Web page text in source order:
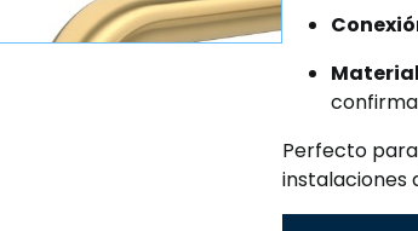
Perfecto
instalaciones